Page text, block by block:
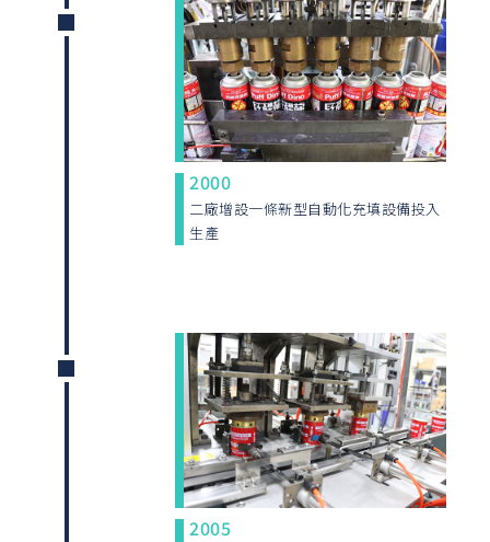
2000
二廠增設一條新型自動化充填設備投入
生產
2005